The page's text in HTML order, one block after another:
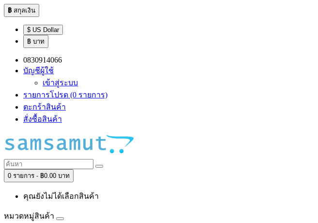
฿ สกุลเงิน
$ US Dollar
฿ บาท
0830914066
บัญชีผู้ใช้
เข้าสู่ระบบ
รายการโปรด (0 รายการ)
ตะกร้าสินค้า
สั่งซื้อสินค้า
0 รายการ - ฿0.00 บาท
คุณยังไม่ได้เลือกสินค้า
หมวดหมู่สินค้า